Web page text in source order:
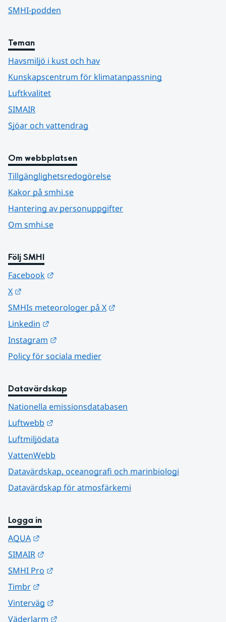
SMHI-podden
Teman
Havsmiljö i kust och hav
Kunskapscentrum för klimatanpassning
Luftkvalitet
SIMAIR
Sjöar och vattendrag
Om webbplatsen
Tillgänglighetsredogörelse
Kakor på smhi.se
Hantering av personuppgifter
Om smhi.se
Följ SMHI
Facebook
X
SMHIs meteorologer på X
Linkedin
Instagram
Policy för sociala medier
Datavärdskap
Nationella emissionsdatabasen
Luftwebb
Luftmiljödata
VattenWebb
Datavärdskap, oceanografi och marinbiologi
Datavärdskap för atmosfärkemi
Logga in
AQUA
SIMAIR
SMHI Pro
Timbr
Vinterväg
Väderlarm